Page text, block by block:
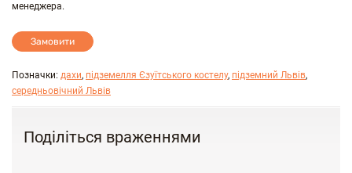
менеджера.
Замовити
Позначки: дахи, підземелля Єзуїтського костелу, підземний Львів,
середньовічний Львів
Поділіться враженнями